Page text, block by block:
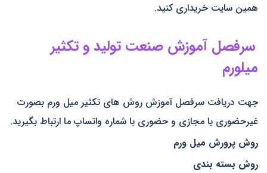
همین سایت خریداری کنید.
سرفصل آموزش صنعت تولید و تکثیر
میلورم
جهت دریافت سرفصل آموزش روش های تکثیر میل ورم بصورت
غیرحضوری یا مجازی و حضوری با شماره واتساپ ما ارتباط بگیرید.
روش پرورش میل ورم
روش بسته بندی